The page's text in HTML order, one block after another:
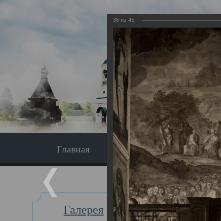
Главная Экскурсия
Галерея
Главная
36 из 45